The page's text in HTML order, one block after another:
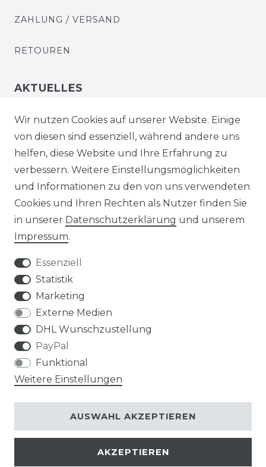
ZAHLUNG / VERSAND
RETOUREN
AKTUELLES
STELLENANGEBOTE
NEWSLETTER
Impressum
AGB
VERTRAG WIDERRUFEN
Wir nutzen Cookies auf unserer Website. Einige
von diesen sind essenziell, während andere uns
helfen, diese Website und Ihre Erfahrung zu
verbessern. Weitere Einstellungsmöglichkeiten
und Informationen zu den von uns verwendeten
Cookies und Ihren Rechten als Nutzer finden Sie
in unserer Daten­schutz­erklärung und unserem
Impressum.
Essenziell
Statistik
Marketing
Externe Medien
DHL Wunschzustellung
PayPal
Funktional
Weitere Einstellungen
AKZEPTIEREN
AUSWAHL AKZEPTIEREN